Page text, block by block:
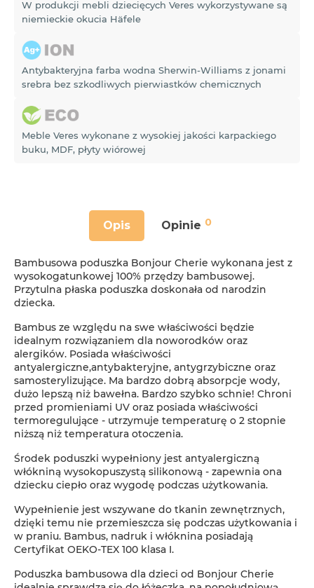
W produkcji mebli dziecięcych Veres wykorzystywane są
niemieckie okucia Häfele
Antybakteryjna farba wodna Sherwin-Williams z jonami
srebra bez szkodliwych pierwiastków chemicznych
Meble Veres wykonane z wysokiej jakości karpackiego
buku, MDF, płyty wiórowej
Opis Opinie 0
Bambusowa poduszka Bonjour Cherie wykonana jest z
wysokogatunkowej 100% przędzy bambusowej.
Przytulna płaska poduszka doskonała od narodzin
dziecka.
Bambus ze względu na swe właściwości będzie
idealnym rozwiązaniem dla noworodków oraz
alergików. Posiada właściwości
antyalergiczne,antybakteryjne, antygrzybiczne oraz
samosterylizujące. Ma bardzo dobrą absorpcje wody,
dużo lepszą niż bawełna. Bardzo szybko schnie! Chroni
przed promieniami UV oraz posiada właściwości
termoregulujące - utrzymuje temperaturę o 2 stopnie
niższą niż temperatura otoczenia.
Środek poduszki wypełniony jest antyalergiczną
włókniną wysokopuszystą silikonową - zapewnia ona
dziecku ciepło oraz wygodę podczas użytkowania.
Wypełnienie jest wszywane do tkanin zewnętrznych,
dzięki temu nie przemieszcza się podczas użytkowania i
w praniu. Bambus, nadruk i włóknina posiadają
Certyfikat OEKO-TEX 100 klasa I.
Poduszka bambusowa dla dzieci od Bonjour Cherie